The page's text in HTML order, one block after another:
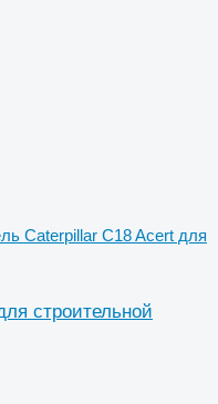
Caterpillar C18 Acert для
строительной